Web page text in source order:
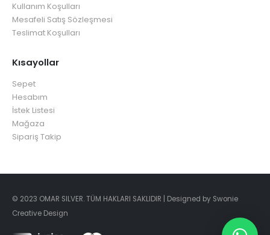
Kullanım Koşulları
Mesafeli Satış Sözleşmesi
Teslimat Koşulları
Kısayollar
Sepet
Hesabım
İstek Listesi
Mağaza
Sipariş Takip
© 2023 OMAR SILVER. TÜM HAKLARI SAKLIDIR | Designed by Swonie
Creative Design